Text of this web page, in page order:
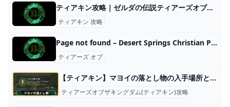
ティアキン攻略｜ゼルダの伝説ティアーズオブザキングダム｜ゲームエイト
ティアキン 攻略
Page not found – Desert Springs Christian Preschool
ティアーズ オブ
【ティアキン】マヨイの落とし物の入手場所と交換に必要な数【ゼルダの伝説ティアーズオブザキングダム】
ティアーズオブザキングダム(ティアキン)攻略